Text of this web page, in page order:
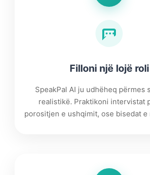
Filloni një lojë roli
SpeakPal AI ju udhëheq përmes
realistikë. Praktikoni intervistat
porositjen e ushqimit, ose bisedat e